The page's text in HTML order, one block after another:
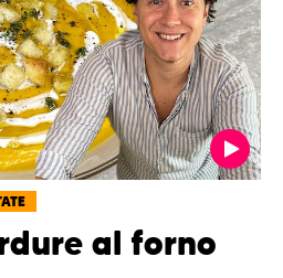
al forno